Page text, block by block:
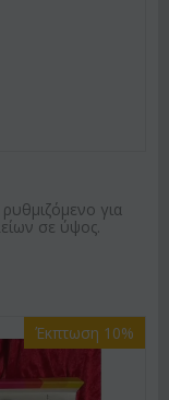
για
σε ύψος.
Έκπτωση 10%